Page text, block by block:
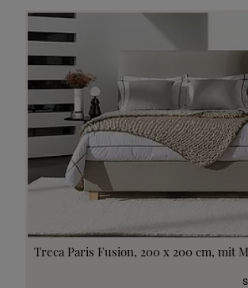
Treca Paris Fusion, 200 x 200 cm, mit